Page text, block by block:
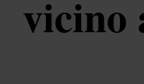
vicino